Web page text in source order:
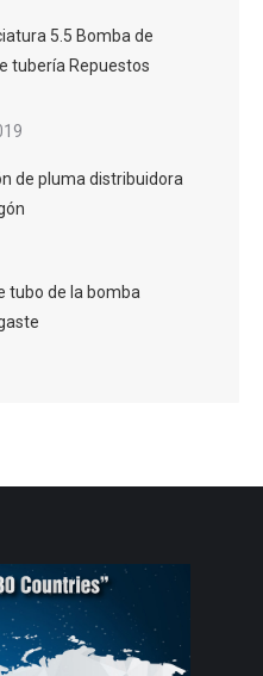
5.5 Bomba de
tubería Repuestos
de pluma distribuidora
tubo de la bomba